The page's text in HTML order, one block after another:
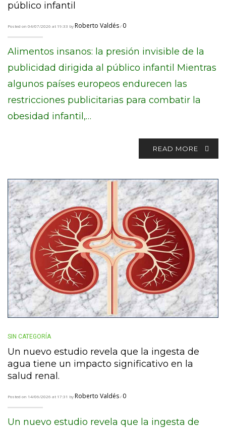
público infantil
Posted on 04/07/2026 at 19:33 byRoberto Valdés/ 0
Alimentos insanos: la presión invisible de la
publicidad dirigida al público infantil Mientras
algunos países europeos endurecen las
restricciones publicitarias para combatir la
obesidad infantil,…
READ MORE
SIN CATEGORÍA
Un nuevo estudio revela que la ingesta de
agua tiene un impacto significativo en la
salud renal.
Posted on 14/06/2026 at 17:31 byRoberto Valdés/ 0
Un nuevo estudio revela que la ingesta de